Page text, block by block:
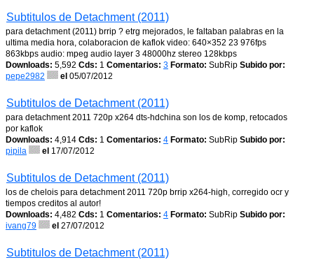
Subtitulos de Detachment (2011)
para detachment (2011) brrip ? etrg mejorados, le faltaban palabras en la
ultima media hora, colaboracion de kaflok video: 640×352 23 976fps
863kbps audio: mpeg audio layer 3 48000hz stereo 128kbps
Downloads: 5,592 Cds: 1 Comentarios: 3 Formato: SubRip Subido por:
pepe2982
el 05/07/2012
Subtitulos de Detachment (2011)
para detachment 2011 720p x264 dts-hdchina son los de komp, retocados
por kaflok
Downloads: 4,914 Cds: 1 Comentarios: 4 Formato: SubRip Subido por:
pipila
el 17/07/2012
Subtitulos de Detachment (2011)
los de chelois para detachment 2011 720p brrip x264-high, corregido ocr y
tiempos creditos al autor!
Downloads: 4,482 Cds: 1 Comentarios: 4 Formato: SubRip Subido por:
ivang79
el 27/07/2012
Subtitulos de Detachment (2011)